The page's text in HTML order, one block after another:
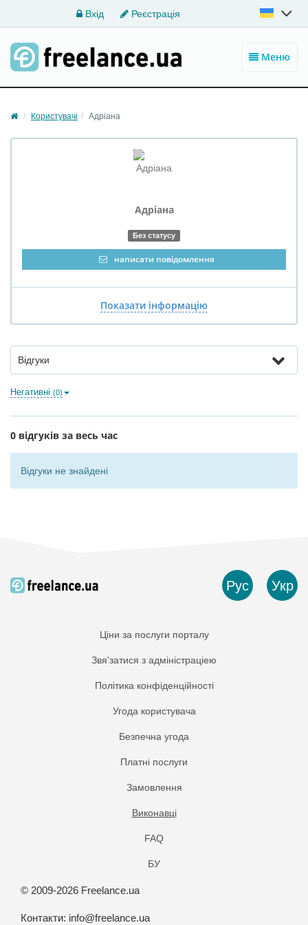
Вхід Реєстрація
Меню
Користувачі Адріана
Адріана
Без статусу
написати повідомлення
Показати інформацію
Відгуки
Негативні (0)
0 відгуків за весь час
Відгуки не знайдені
Рус Укр
Ціни за послуги порталу
Звя'затися з адміністраціею
Політика конфіденційності
Угода користувача
Безпечна угода
Платнi послуги
Замовлення
Виконавці
FAQ
БУ
© 2009-2026 Freelance.ua
Контакти: info@freelance.ua